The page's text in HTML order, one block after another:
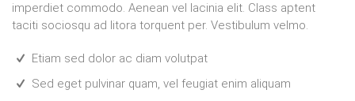
imperdiet commodo. Aenean vel lacinia elit. Class aptent
taciti sociosqu ad litora torquent per. Vestibulum velmo.
Etiam sed dolor ac diam volutpat
Sed eget pulvinar quam, vel feugiat enim aliquam